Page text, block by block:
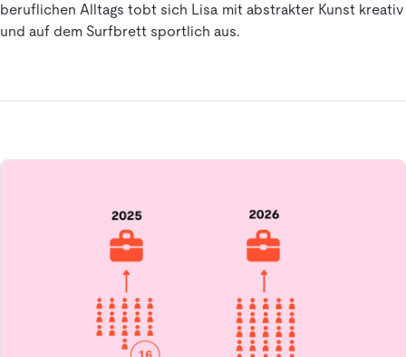
beruflichen Alltags tobt sich Lisa mit abstrakter Kunst kreativ
und auf dem Surfbrett sportlich aus.